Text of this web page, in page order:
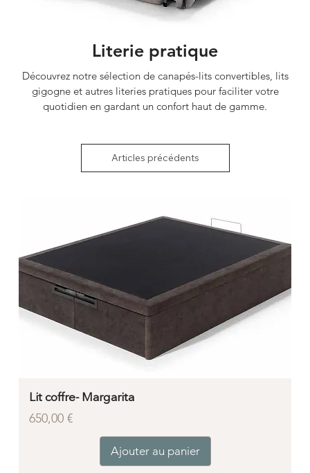
Literie pratique
Découvrez notre sélection de canapés-lits convertibles, lits
gigogne et autres literies pratiques pour faciliter votre
quotidien en gardant un confort haut de gamme.
Articles précédents
Lit coffre- Margarita
Prix
650,00 €
Ajouter au panier